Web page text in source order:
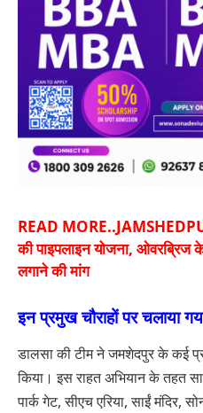
READ MORE..
की पाइपलाइन योजना, ओवरब्रिज
लगाने की मांग
इन प्रमुख चौराहों पर चलाया
डालसा की टीम ने जमशेदपुर के कई
किया। इस राहत अभियान के तहत
पार्क गेट, सीएच एरिया, साईं मंदिर,